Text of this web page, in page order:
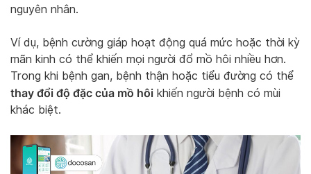
nguyên nhân.
Ví dụ, bệnh cường giáp hoạt động quá mức hoặc thời kỳ
mãn kinh có thể khiến mọi người đổ mồ hôi nhiều hơn.
Trong khi bệnh gan, bệnh thận hoặc tiểu đường có thể
thay đổi độ đặc của mồ hôi khiến người bệnh có mùi
khác biệt.